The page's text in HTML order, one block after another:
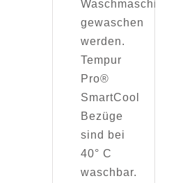
Waschmaschine
gewaschen
werden.
Tempur
Pro®
SmartCool
Bezüge
sind bei
40° C
waschbar.